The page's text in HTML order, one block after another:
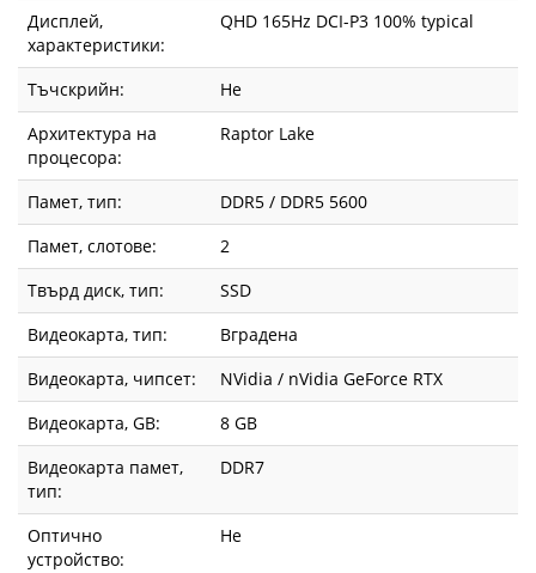
Дисплей,
характеристики:
QHD 165Hz DCI-P3 100% typical
Тъчскрийн:
Не
Архитектура на
процесора:
Raptor Lake
Памет, тип:
DDR5 / DDR5 5600
Памет, слотове:
2
Твърд диск, тип:
SSD
Видеокарта, тип:
Вградена
Видеокарта, чипсет:
NVidia / nVidia GeForce RTX
Видеокарта, GВ:
8 GB
Видеокарта памет,
тип:
DDR7
Оптично
устройство:
Не